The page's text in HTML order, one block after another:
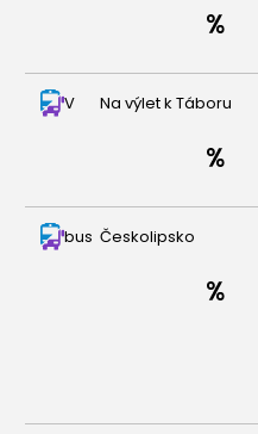
V Na výlet k Táboru
bus Českolipsko